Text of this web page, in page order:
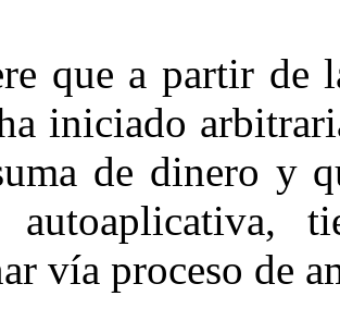
que a partir de
iniciado
de dinero y
autoaplicativa,
vía proceso de